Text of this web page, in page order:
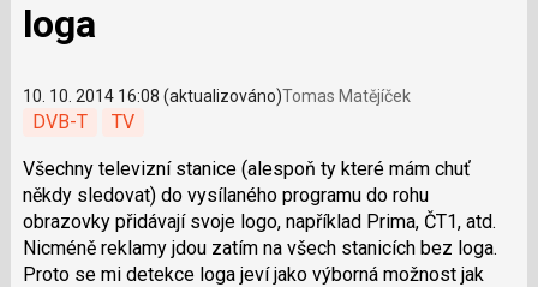
loga
10. 10. 2014 16:08 (aktualizováno)Tomas Matějíček
DVB-T TV
Všechny televizní stanice (alespoň ty které mám chuť
někdy sledovat) do vysílaného programu do rohu
obrazovky přidávají svoje logo, například Prima, ČT1, atd.
Nicméně reklamy jdou zatím na všech stanicích bez loga.
Proto se mi detekce loga jeví jako výborná možnost jak